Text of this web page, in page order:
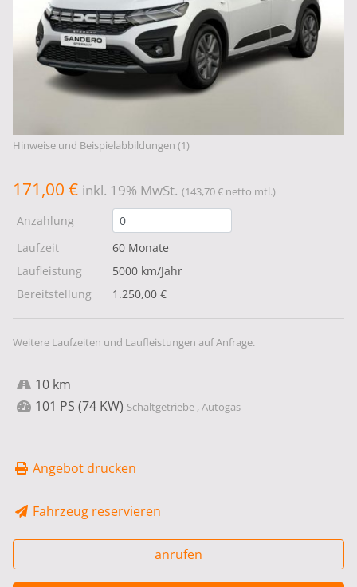
Hinweise und Beispielabbildungen (1)
171,00 € inkl. 19% MwSt. (143,70 € netto mtl.)
Anzahlung
Laufzeit
60 Monate
Laufleistung
5000 km/Jahr
Bereitstellung
1.250,00 €
Weitere Laufzeiten und Laufleistungen auf Anfrage.
10 km
101 PS (74 KW) Schaltgetriebe , Autogas
Angebot drucken
Fahrzeug reservieren
anrufen